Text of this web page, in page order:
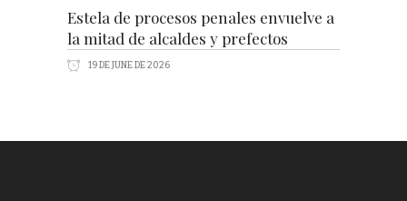
Estela de procesos penales envuelve a
la mitad de alcaldes y prefectos
19 DE JUNE DE 2026